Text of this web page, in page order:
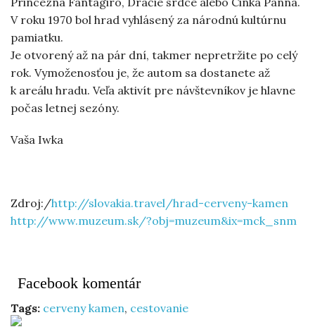
V roku 1970 bol hrad vyhlásený za národnú kultúrnu
pamiatku.
Je otvorený až na pár dní, takmer nepretržite po celý
rok. Vymoženosťou je, že autom sa dostanete až
k areálu hradu. Veľa aktivít pre návštevníkov je hlavne
počas letnej sezóny.
Vaša Iwka
Zdroj:/http://slovakia.travel/hrad-cerveny-kamen
http://www.muzeum.sk/?obj=muzeum&ix=mck_snm
Facebook komentár
Tags: cerveny kamen, cestovanie